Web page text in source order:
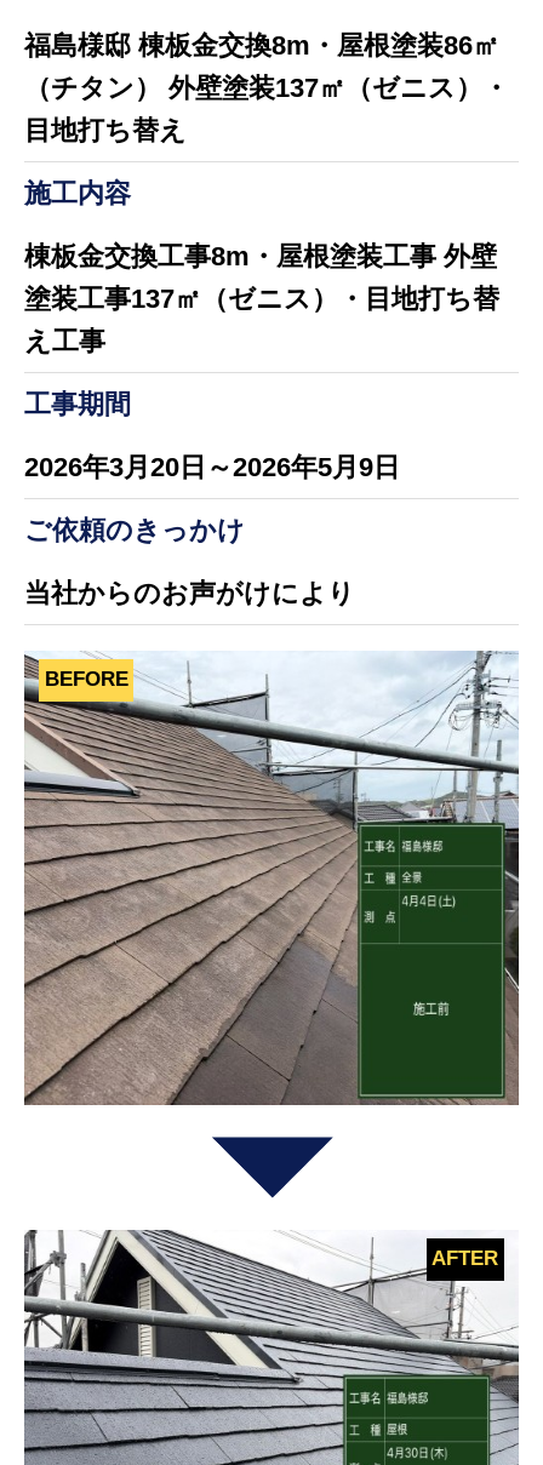
福島様邸 棟板金交換8m・屋根塗装86㎡
（チタン） 外壁塗装137㎡（ゼニス）・
目地打ち替え
施工内容
棟板金交換工事8m・屋根塗装工事 外壁
塗装工事137㎡（ゼニス）・目地打ち替
え工事
工事期間
2026年3月20日～2026年5月9日
ご依頼のきっかけ
当社からのお声がけにより